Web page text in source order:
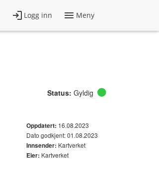
Status: Gyldig
Oppdatert: 16.08.2023
Dato godkjent: 01.08.2023
Innsender: Kartverket
Eier: Kartverket